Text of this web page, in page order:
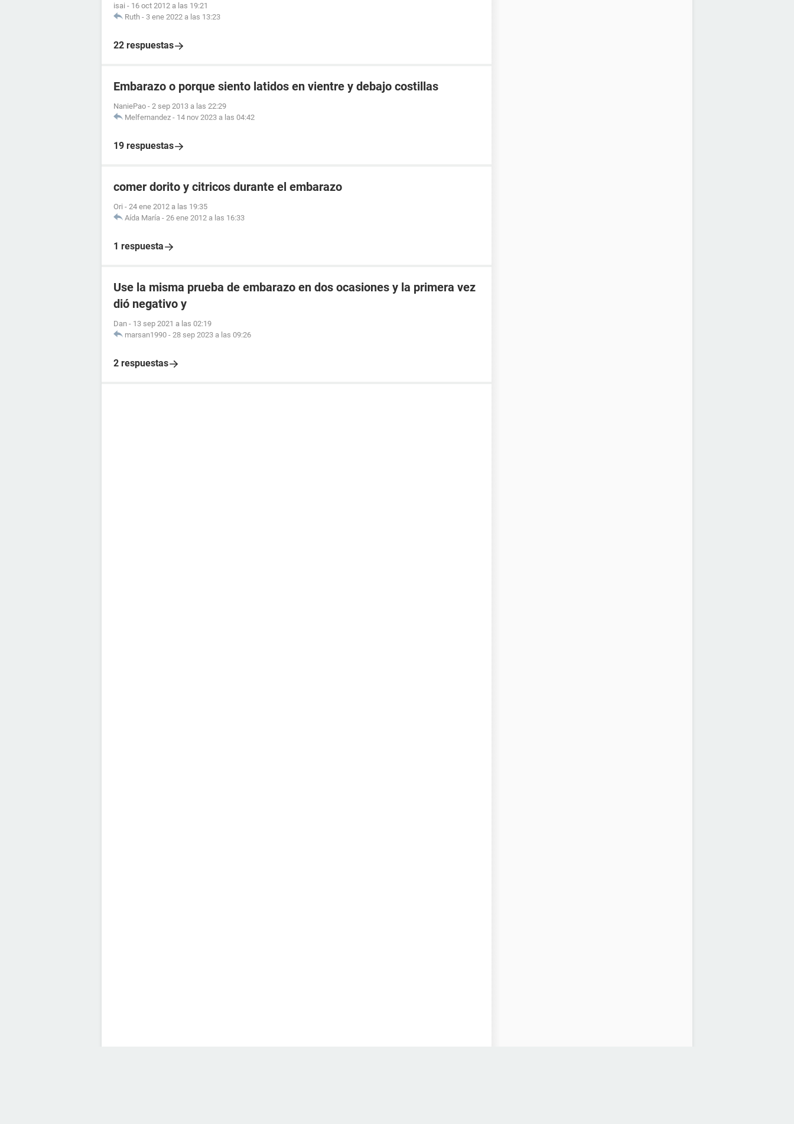
isai - 16 oct 2012 a las 19:21
Ruth - 3 ene 2022 a las 13:23
22 respuestas
Embarazo o porque siento latidos en vientre y debajo costillas
NaniePao - 2 sep 2013 a las 22:29
Melfernandez - 14 nov 2023 a las 04:42
19 respuestas
comer dorito y citricos durante el embarazo
Ori - 24 ene 2012 a las 19:35
Aída María - 26 ene 2012 a las 16:33
1 respuesta
Use la misma prueba de embarazo en dos ocasiones y la primera vez
dió negativo y
Dan - 13 sep 2021 a las 02:19
marsan1990 - 28 sep 2023 a las 09:26
2 respuestas